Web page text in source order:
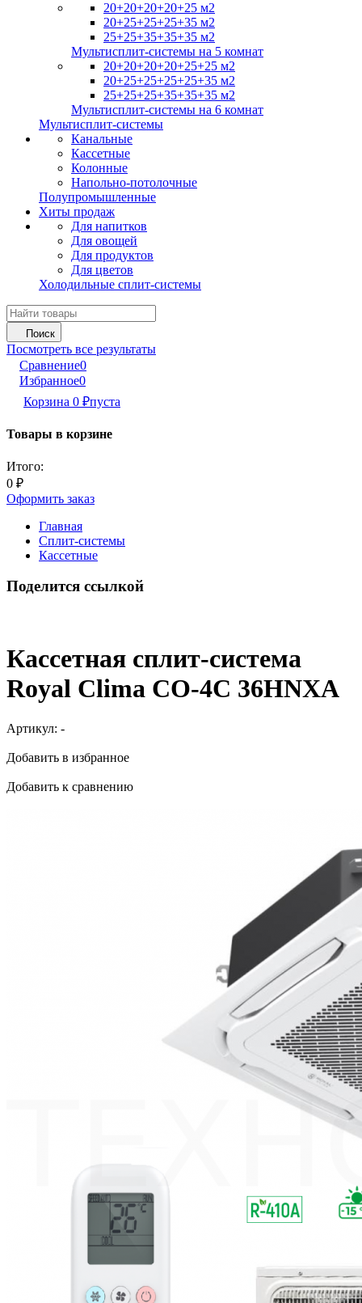
20+20+20+20+25 м2
20+25+25+25+35 м2
25+25+35+35+35 м2
Мультисплит-системы на 5 комнат
20+20+20+20+25+25 м2
20+25+25+25+25+35 м2
25+25+25+35+35+35 м2
Мультисплит-системы на 6 комнат
Мультисплит-системы
Канальные
Кассетные
Колонные
Напольно-потолочные
Полупромышленные
Хиты продаж
Для напитков
Для овощей
Для продуктов
Для цветов
Холодильные сплит-системы
Поиск
Посмотреть все результаты
Сравнение0
Избранное0
Корзина 0 ₽пуста
Товары в корзине
Итого:
0 ₽
Оформить заказ
Главная
Сплит-системы
Кассетные
Поделится ссылкой
Кассетная сплит-система
Royal Clima CO-4C 36HNXA
Артикул: -
Добавить в избранное
Добавить к сравнению